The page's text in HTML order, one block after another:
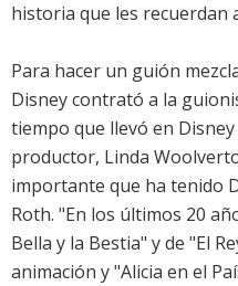
historia que les recuerdan
Para hacer un guión
Disney contrató a la
tiempo que llevó en
productor, Linda
importante que ha tenido
Roth. "En los últimos 20
Bella y la Bestia" y de "El
animación y "Alicia en el